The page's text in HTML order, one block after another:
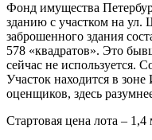
Фонд имущества
зданию с участком на
заброшенного здания
578 «квадратов». Это
сейчас не используется.
Участок находится в
оценщиков, здесь
Стартовая цена лота –